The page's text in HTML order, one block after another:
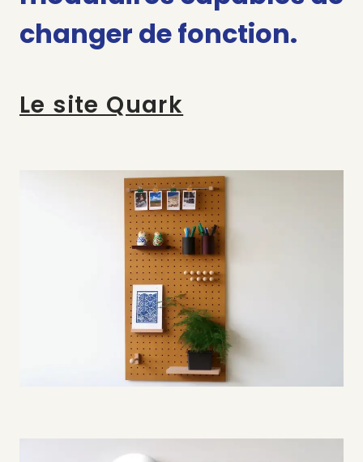
changer de fonction.
Le site Quark